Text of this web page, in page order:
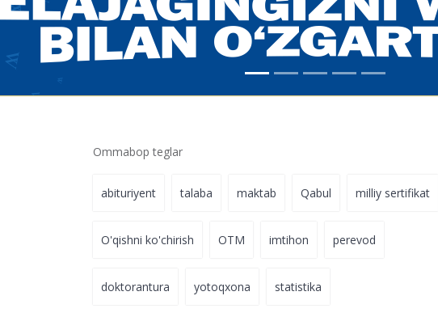
Ommabop teglar
abituriyent talaba maktab Qabul milliy sertifikat
O'qishni ko'chirish OTM imtihon perevod
doktorantura yotoqxona statistika